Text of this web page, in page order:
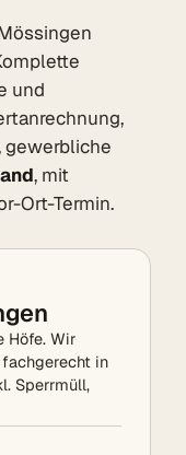
und
gewerbliche
, mit
Ort-Termin.
Höfe. Wir
in
Sperrmüll,